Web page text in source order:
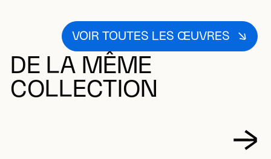
VOIR TOUTES LES ŒUVRES
DE LA MÊME
COLLECTION